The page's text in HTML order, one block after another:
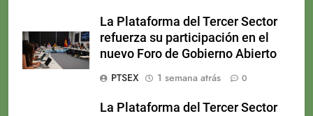
La Plataforma del Tercer Sector
refuerza su participación en el
nuevo Foro de Gobierno Abierto
PTSEX
1 semana atrás 0
La Plataforma del Tercer Sector